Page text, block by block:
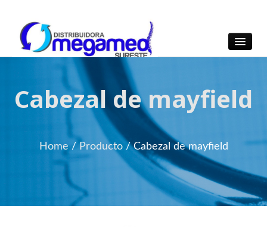
OmegaMed Sureste
OmegaMed Sureste
Cabezal de mayfield
Home/Producto/Cabezal de mayfield